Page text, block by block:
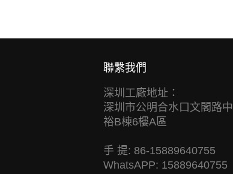
聯繫我們
深圳工廠地址：
深圳市公明合水口文閣路中
裕B棟6樓A區
手 提: 86-15889640755
WhatsAPP: 15889640755